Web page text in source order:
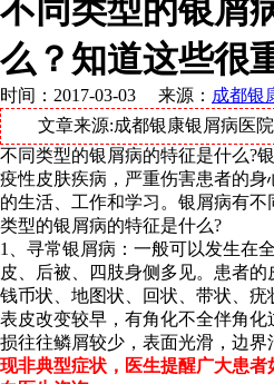
不同类型的银屑
么？知道这些很
时间：2017-03-03 来源： 成都银
文章来源:成都银康银屑病医院
不同类型的银屑病的特征是什么?
疫性皮肤疾病，严重伤害患者的
的生活、工作和学习。银屑病有
类型的银屑病的特征是什么?
1、寻常银屑病：一般可以发生在
皮、后被、四肢身侧多见。患者的
钱币状、地图状、回状、带状、
表皮改变较早，有角化不全伴角
损往往鳞屑较少，表面光滑，边界
现非典型症状，医生提醒广大患